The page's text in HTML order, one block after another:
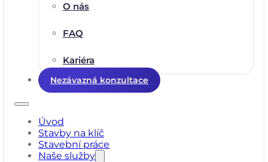
O nás
FAQ
Kariéra
Nezávazná konzultace
Úvod
Stavby na klíč
Stavební práce
Naše služby